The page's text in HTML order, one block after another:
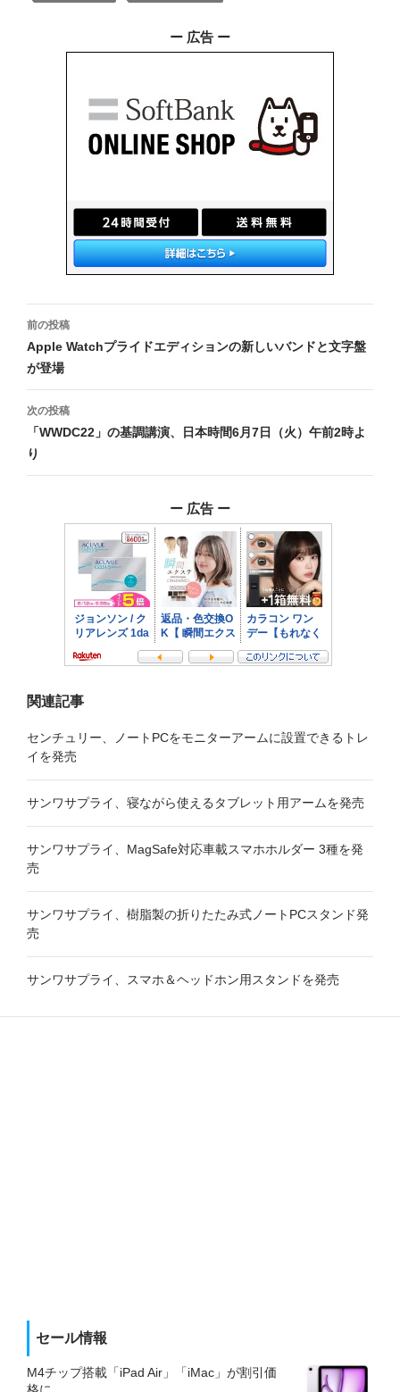
ー 広告 ー
投
稿
ナ
ビ
ゲ
ー
前の投稿
Apple Watchプライドエディションの新しいバンドと文字盤
が登場
次の投稿
「WWDC22」の基調講演、日本時間6月7日（火）午前2時よ
り
ー 広告 ー
関連記事
センチュリー、ノートPCをモニターアームに設置できるトレ
イを発売
サンワサプライ、寝ながら使えるタブレット用アームを発売
サンワサプライ、MagSafe対応車載スマホホルダー 3種を発
売
サンワサプライ、樹脂製の折りたたみ式ノートPCスタンド発
売
サンワサプライ、スマホ＆ヘッドホン用スタンドを発売
セール情報
M4チップ搭載「iPad Air」「iMac」が割引価